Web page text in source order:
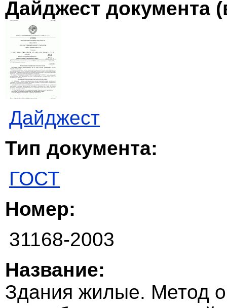
Дайджест документа
Дайджест
Тип документа:
ГОСТ
Номер:
31168-2003
Название:
Здания жилые. Метод